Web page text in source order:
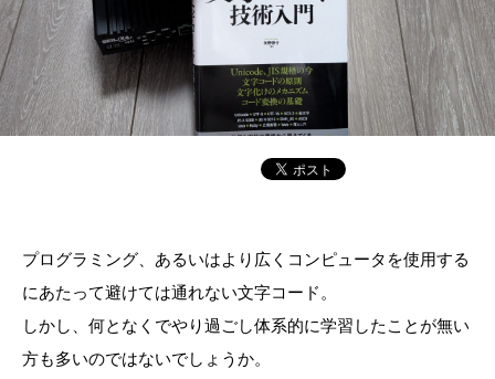
プログラミング、あるいはより広くコンピュータを使用する
にあたって避けては通れない文字コード。
しかし、何となくでやり過ごし体系的に学習したことが無い
方も多いのではないでしょうか。